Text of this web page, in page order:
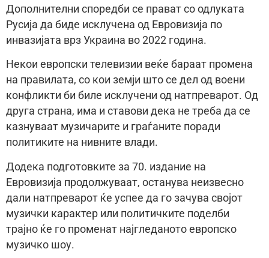
Дополнителни споредби се прават со одлуката
Русија да биде исклучена од Евровизија по
инвазијата врз Украина во 2022 година.
Некои европски телевизии веќе бараат промена
на правилата, со кои земји што се дел од воени
конфликти би биле исклучени од натпреварот. Од
друга страна, има и ставови дека не треба да се
казнуваат музичарите и граѓаните поради
политиките на нивните влади.
Додека подготовките за 70. издание на
Евровизија продолжуваат, останува неизвесно
дали натпреварот ќе успее да го зачува својот
музички карактер или политичките поделби
трајно ќе го променат најгледаното европско
музичко шоу.